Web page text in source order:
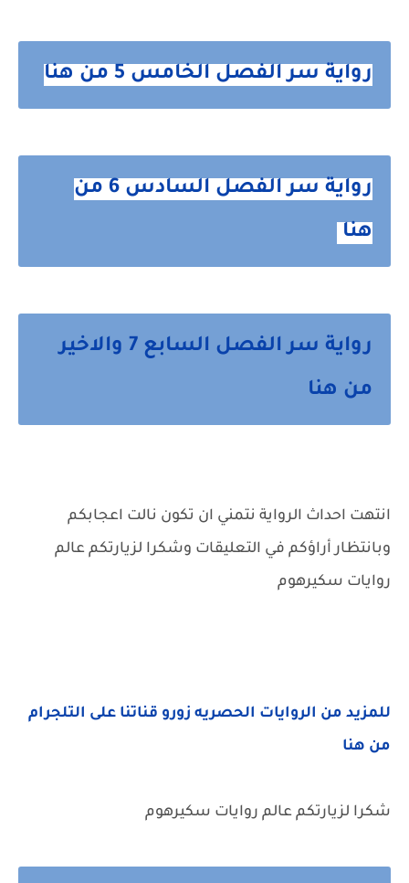
رواية سر الفصل الخامس 5 من هنا
رواية سر الفصل السادس 6 من
هنا
رواية سر الفصل السابع 7 والاخير
من هنا
انتهت احداث الرواية نتمني ان تكون نالت اعجابكم
وبانتظار أراؤكم في التعليقات وشكرا لزيارتكم عالم
روايات سكيرهوم
للمزيد من الروايات الحصريه زورو قناتنا على التلجرام
من هنا
شكرا لزيارتكم عالم روايات سكيرهوم